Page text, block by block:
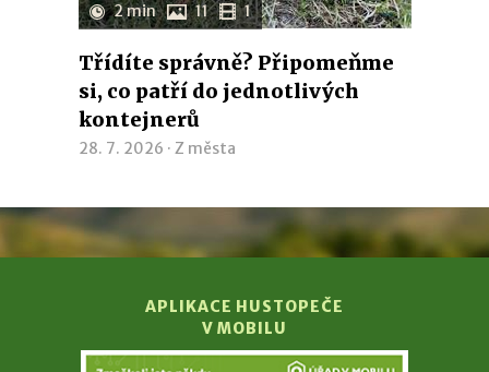
2 min 11 1
Třídíte správně? Připomeňme
si, co patří do jednotlivých
kontejnerů
28. 7. 2026 · Z města
APLIKACE HUSTOPEČE
V MOBILU